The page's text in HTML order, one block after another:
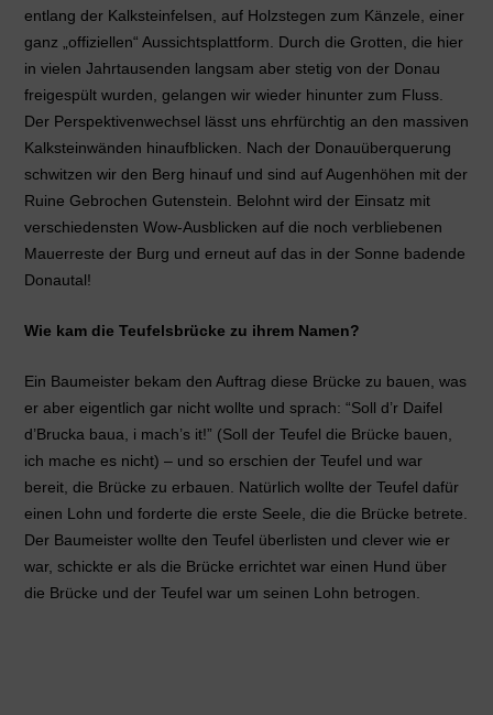
entlang der Kalksteinfelsen, auf Holzstegen zum Känzele, einer
ganz „offiziellen“ Aussichtsplattform. Durch die Grotten, die hier
in vielen Jahrtausenden langsam aber stetig von der Donau
freigespült wurden, gelangen wir wieder hinunter zum Fluss.
Der Perspektivenwechsel lässt uns ehrfürchtig an den massiven
Kalksteinwänden hinaufblicken. Nach der Donauüberquerung
schwitzen wir den Berg hinauf und sind auf Augenhöhen mit der
Ruine Gebrochen Gutenstein. Belohnt wird der Einsatz mit
verschiedensten Wow-Ausblicken auf die noch verbliebenen
Mauerreste der Burg und erneut auf das in der Sonne badende
Donautal!
Wie kam die Teufelsbrücke zu ihrem Namen?
Ein Baumeister bekam den Auftrag diese Brücke zu bauen, was
er aber eigentlich gar nicht wollte und sprach: “Soll d’r Daifel
d’Brucka baua, i mach’s it!” (Soll der Teufel die Brücke bauen,
ich mache es nicht) – und so erschien der Teufel und war
bereit, die Brücke zu erbauen. Natürlich wollte der Teufel dafür
einen Lohn und forderte die erste Seele, die die Brücke betrete.
Der Baumeister wollte den Teufel überlisten und clever wie er
war, schickte er als die Brücke errichtet war einen Hund über
die Brücke und der Teufel war um seinen Lohn betrogen.